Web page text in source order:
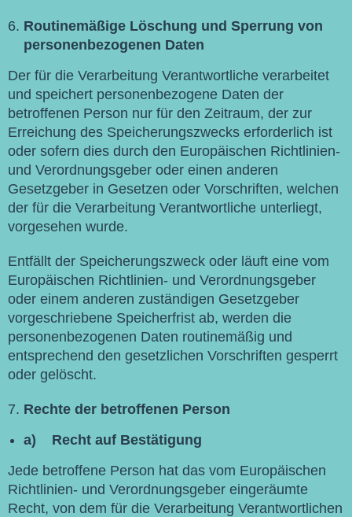
Routinemäßige Löschung und Sperrung von
personenbezogenen Daten
Der für die Verarbeitung Verantwortliche verarbeitet
und speichert personenbezogene Daten der
betroffenen Person nur für den Zeitraum, der zur
Erreichung des Speicherungszwecks erforderlich ist
oder sofern dies durch den Europäischen Richtlinien-
und Verordnungsgeber oder einen anderen
Gesetzgeber in Gesetzen oder Vorschriften, welchen
der für die Verarbeitung Verantwortliche unterliegt,
vorgesehen wurde.
Entfällt der Speicherungszweck oder läuft eine vom
Europäischen Richtlinien- und Verordnungsgeber
oder einem anderen zuständigen Gesetzgeber
vorgeschriebene Speicherfrist ab, werden die
personenbezogenen Daten routinemäßig und
entsprechend den gesetzlichen Vorschriften gesperrt
oder gelöscht.
Rechte der betroffenen Person
a) Recht auf Bestätigung
Jede betroffene Person hat das vom Europäischen
Richtlinien- und Verordnungsgeber eingeräumte
Recht, von dem für die Verarbeitung Verantwortlichen